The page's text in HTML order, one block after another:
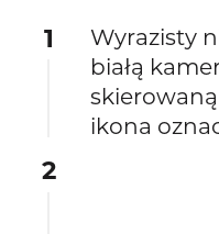
1
Wyrazisty
białą
ikona
2